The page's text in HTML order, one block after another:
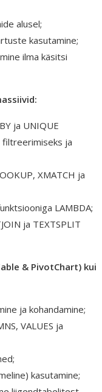
alusel;
kasutamine;
ilma käsitsi
ja UNIQUE
filtreerimiseks ja
XMATCH ja
LAMBDA;
ja TEXTSPLIT
& PivotChart) kui
ja kohandamine;
VALUES ja
kasutamine;